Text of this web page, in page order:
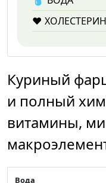
❤️ ХОЛЕСТЕРИН
Куриный
и полный
витамины,
Вода